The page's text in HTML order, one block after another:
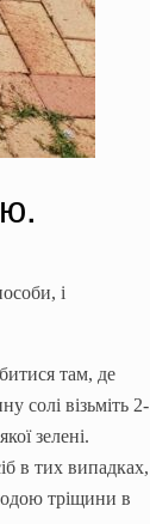
і
там, де
солі візьміть 2-
зелені.
в тих випадках,
тріщини в